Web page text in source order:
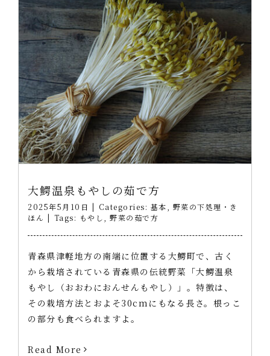
大鰐温泉もやしの茹で方
2025年5月10日 | Categories: 基本
野菜の下処理・き
ほん | Tags: もやし 野菜の茹で方
青森県津軽地方の南端に位置する大鰐町で、古く
から栽培されている青森県の伝統野菜「大鰐温泉
もやし（おおわにおんせんもやし）」。特徴は、
その栽培方法とおよそ30cmにもなる長さ。根っこ
の部分も食べられますよ。
Read More